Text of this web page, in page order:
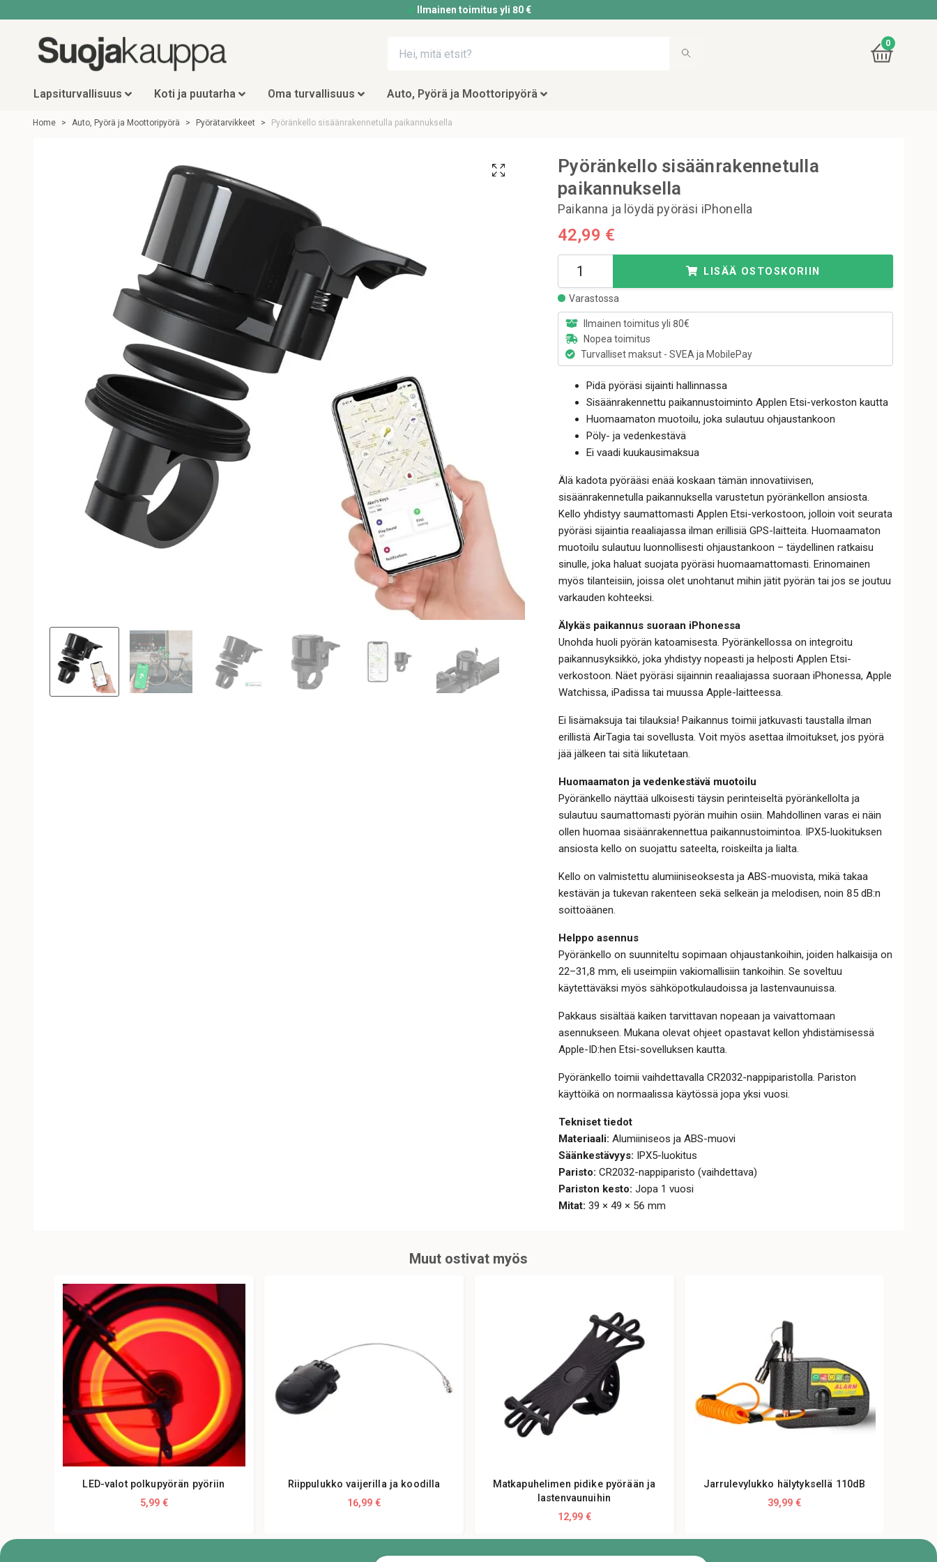
Ilmainen toimitus yli 80 €
0
Lapsiturvallisuus Koti ja puutarha Oma turvallisuus Auto, Pyörä ja Moottoripyörä
Home Auto, Pyörä ja Moottoripyörä Pyörätarvikkeet Pyöränkello sisäänrakennetulla paikannuksella
Pyöränkello sisäänrakennetulla
paikannuksella
Paikanna ja löydä pyöräsi iPhonella
42,99 €
LISÄÄ OSTOSKORIIN
Varastossa
Ilmainen toimitus yli 80€
Nopea toimitus
Turvalliset maksut - SVEA ja MobilePay
Pidä pyöräsi sijainti hallinnassa
Sisäänrakennettu paikannustoiminto Applen Etsi-verkoston kautta
Huomaamaton muotoilu, joka sulautuu ohjaustankoon
Pöly- ja vedenkestävä
Ei vaadi kuukausimaksua
Älä kadota pyörääsi enää koskaan tämän innovatiivisen,
sisäänrakennetulla paikannuksella varustetun pyöränkellon ansiosta.
Kello yhdistyy saumattomasti Applen Etsi-verkostoon, jolloin voit seurata
pyöräsi sijaintia reaaliajassa ilman erillisiä GPS-laitteita. Huomaamaton
muotoilu sulautuu luonnollisesti ohjaustankoon – täydellinen ratkaisu
sinulle, joka haluat suojata pyöräsi huomaamattomasti. Erinomainen
myös tilanteisiin, joissa olet unohtanut mihin jätit pyörän tai jos se joutuu
varkauden kohteeksi.
Älykäs paikannus suoraan iPhonessa
Unohda huoli pyörän katoamisesta. Pyöränkellossa on integroitu
paikannusyksikkö, joka yhdistyy nopeasti ja helposti Applen Etsi-
verkostoon. Näet pyöräsi sijainnin reaaliajassa suoraan iPhonessa, Apple
Watchissa, iPadissa tai muussa Apple-laitteessa.
Ei lisämaksuja tai tilauksia! Paikannus toimii jatkuvasti taustalla ilman
erillistä AirTagia tai sovellusta. Voit myös asettaa ilmoitukset, jos pyörä
jää jälkeen tai sitä liikutetaan.
Huomaamaton ja vedenkestävä muotoilu
Pyöränkello näyttää ulkoisesti täysin perinteiseltä pyöränkellolta ja
sulautuu saumattomasti pyörän muihin osiin. Mahdollinen varas ei näin
ollen huomaa sisäänrakennettua paikannustoimintoa. IPX5-luokituksen
ansiosta kello on suojattu sateelta, roiskeilta ja lialta.
Kello on valmistettu alumiiniseoksesta ja ABS-muovista, mikä takaa
kestävän ja tukevan rakenteen sekä selkeän ja melodisen, noin 85 dB:n
soittoäänen.
Helppo asennus
Pyöränkello on suunniteltu sopimaan ohjaustankoihin, joiden halkaisija on
22–31,8 mm, eli useimpiin vakiomallisiin tankoihin. Se soveltuu
käytettäväksi myös sähköpotkulaudoissa ja lastenvaunuissa.
Pakkaus sisältää kaiken tarvittavan nopeaan ja vaivattomaan
asennukseen. Mukana olevat ohjeet opastavat kellon yhdistämisessä
Apple-ID:hen Etsi-sovelluksen kautta.
Pyöränkello toimii vaihdettavalla CR2032-nappiparistolla. Pariston
käyttöikä on normaalissa käytössä jopa yksi vuosi.
Tekniset tiedot
Materiaali: Alumiiniseos ja ABS-muovi
Säänkestävyys: IPX5-luokitus
Paristo: CR2032-nappiparisto (vaihdettava)
Pariston kesto: Jopa 1 vuosi
Mitat:39 × 49 × 56 mm
Muut ostivat myös
LED-valot polkupyörän pyöriin
5,99 €
Riippulukko vaijerilla ja koodilla
16,99 €
Matkapuhelimen pidike pyörään ja
lastenvaunuihin
12,99 €
Jarrulevylukko hälytyksellä 110dB
39,99 €